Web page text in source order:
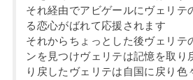
それ経由でアビゲールにヴェリテ
る恋心がばれて応援されます
それからちょっとした後ヴェリテ
ンを見つけヴェリテは記憶を取り
り戻したヴェリテは自国に戻り色